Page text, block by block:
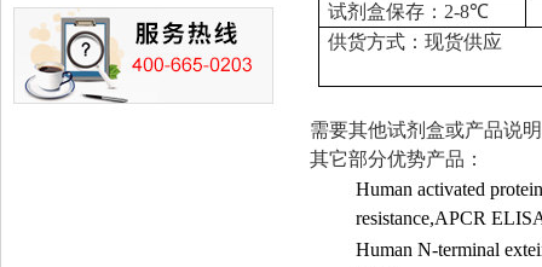
试剂盒保存： 2-8℃
供货方式：现货供应
需要其他试剂盒或产品说
其它部分优势产品：
Human activated
resistance,APCR
Human N-terminal